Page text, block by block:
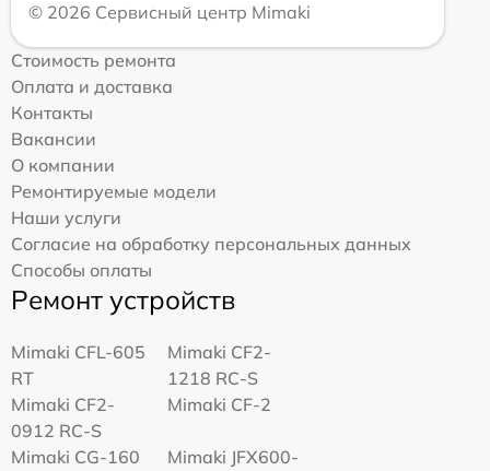
© 2026 Сервисный центр Mimaki
Стоимость ремонта
Оплата и доставка
Контакты
Вакансии
О компании
Ремонтируемые модели
Наши услуги
Согласие на обработку персональных данных
Способы оплаты
Ремонт устройств
Mimaki CFL-605
RT
Mimaki CF2-
1218 RC-S
Mimaki CF2-
0912 RC-S
Mimaki CF-2
Mimaki CG-160
Mimaki JFX600-